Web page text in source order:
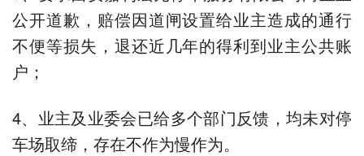
公开道歉，赔偿因道闸设置给业主造成的通行
不便等损失，退还近几年的得利到业主公共账
户；
4、业主及业委会已给多个部门反馈，均未对停
车场取缔，存在不作为慢作为。